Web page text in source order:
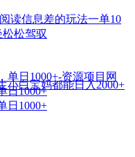
读信息差的玩法一单10
松驾驭
小白宝妈都能日入2000+
日1000+
日1000+